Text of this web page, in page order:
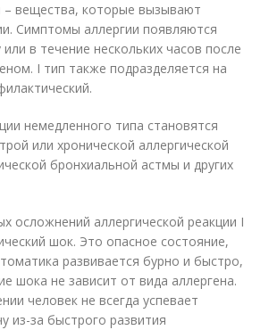
– вещества, которые вызывают
Симптомы аллергии появляются
или в течение нескольких часов после
I тип также подразделяется на
немедленного типа становятся
или хронической аллергической
бронхиальной астмы и других
осложнений аллергической реакции I
шок. Это опасное состояние,
развивается бурно и быстро,
шока не зависит от вида аллергена.
человек не всегда успевает
из-за быстрого развития